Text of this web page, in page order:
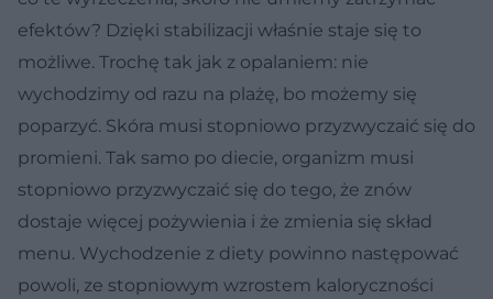
efektów? Dzięki stabilizacji właśnie staje się to
możliwe. Trochę tak jak z opalaniem: nie
wychodzimy od razu na plażę, bo możemy się
poparzyć. Skóra musi stopniowo przyzwyczaić się do
promieni. Tak samo po diecie, organizm musi
stopniowo przyzwyczaić się do tego, że znów
dostaje więcej pożywienia i że zmienia się skład
menu. Wychodzenie z diety powinno następować
powoli, ze stopniowym wzrostem kaloryczności